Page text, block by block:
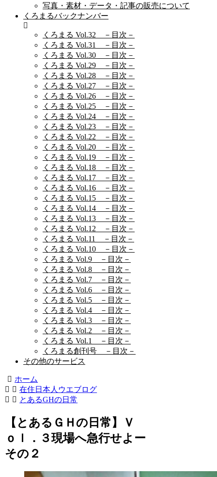
写真・素材・データ・記事の販売について
くろまるバックナンバー
くろまる Vol.32 －目次－
くろまる Vol.31 －目次－
くろまる Vol.30 －目次－
くろまる Vol.29 －目次－
くろまる Vol.28 －目次－
くろまる Vol.27 －目次－
くろまる Vol.26 －目次－
くろまる Vol.25 －目次－
くろまる Vol.24 －目次－
くろまる Vol.23 －目次－
くろまる Vol.22 －目次－
くろまる Vol.20 －目次－
くろまる Vol.19 －目次－
くろまる Vol.18 －目次－
くろまる Vol.17 －目次－
くろまる Vol.16 －目次－
くろまる Vol.15 －目次－
くろまる Vol.14 －目次－
くろまる Vol.13 －目次－
くろまる Vol.12 －目次－
くろまる Vol.11 －目次－
くろまる Vol.10 －目次－
くろまる Vol.9 －目次－
くろまる Vol.8 －目次－
くろまる Vol.7 －目次－
くろまる Vol.6 －目次－
くろまる Vol.5 －目次－
くろまる Vol.4 －目次－
くろまる Vol.3 －目次－
くろまる Vol.2 －目次－
くろまる Vol.1 －目次－
くろまる創刊号 －目次－
その他のサービス
ホーム
在住日本人ウエブログ
とあるGHの日常
【とあるＧＨの日常】Ｖ
ｏｌ．３現場へ急行せよー
その２